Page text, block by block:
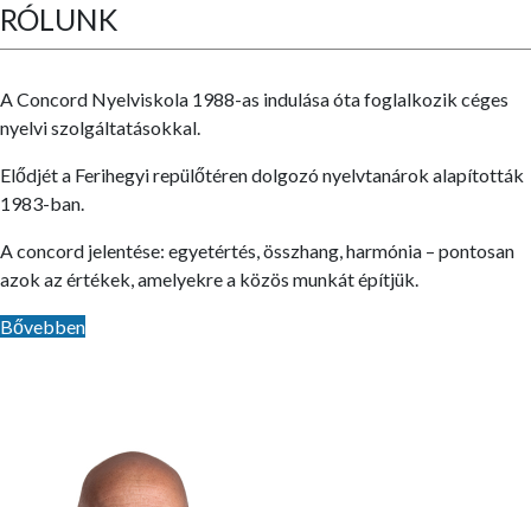
RÓLUNK
A Concord Nyelviskola 1988-as indulása óta foglalkozik céges
nyelvi szolgáltatásokkal.
Elődjét a Ferihegyi repülőtéren dolgozó nyelvtanárok alapították
1983-ban.
A concord jelentése: egyetértés, összhang, harmónia – pontosan
azok az értékek, amelyekre a közös munkát építjük.
Bővebben